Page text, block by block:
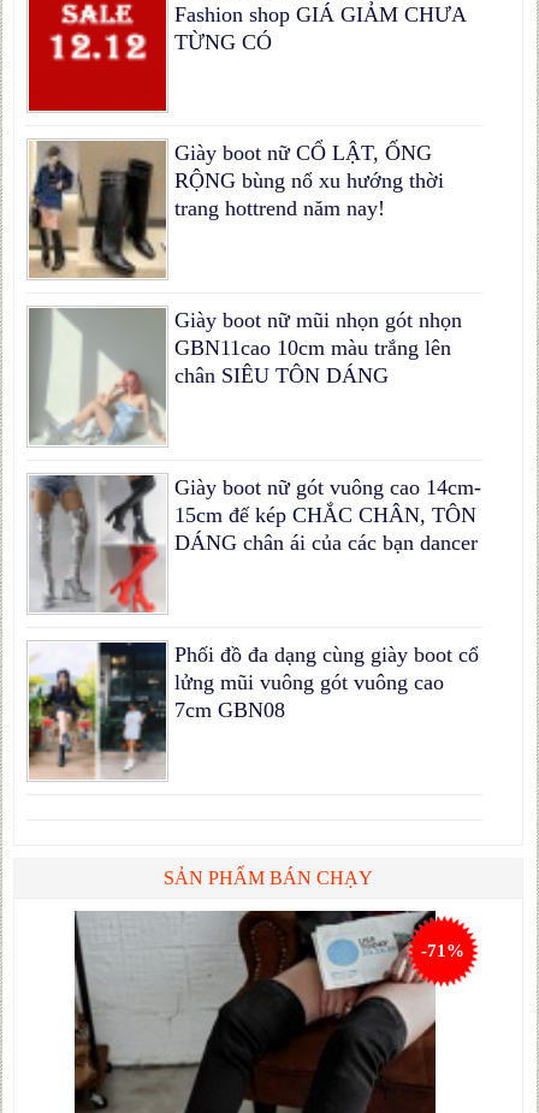
Fashion shop GIÁ GIẢM CHƯA
TỪNG CÓ
Giày boot nữ CỔ LẬT, ỐNG
RỘNG bùng nổ xu hướng thời
trang hottrend năm nay!
Giày boot nữ mũi nhọn gót nhọn
GBN11cao 10cm màu trắng lên
chân SIÊU TÔN DÁNG
Giày boot nữ gót vuông cao 14cm-
15cm đế kép CHẮC CHÂN, TÔN
DÁNG chân ái của các bạn dancer
Phối đồ đa dạng cùng giày boot cổ
lửng mũi vuông gót vuông cao
7cm GBN08
SẢN PHẨM BÁN CHẠY
-71%